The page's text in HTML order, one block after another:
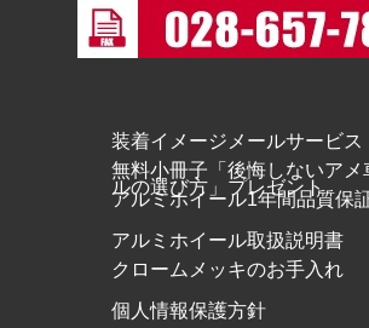
装着イメージメールサービス
無料小冊子「後悔しないアメ
ルの選び方」プレゼント
アルミホイール1年間品質保
アルミホイール取扱説明書
クロームメッキのお手入れ
個人情報保護方針